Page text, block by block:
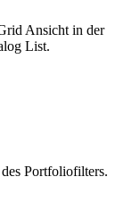
Ansicht in der
List.
Portfoliofilters.